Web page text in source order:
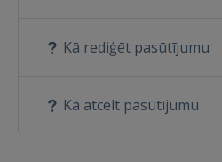
Kā rediģēt pasūtījumu
Kā atcelt pasūtījumu